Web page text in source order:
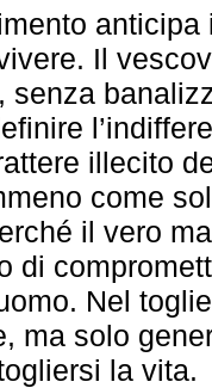
Il
senza
illecito
come
il vero
di
Nel
ma solo
la vita.